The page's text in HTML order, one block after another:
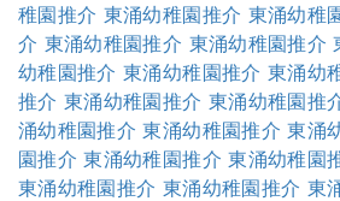
稚園推介 東涌幼稚園推介 東涌幼稚
介 東涌幼稚園推介 東涌幼稚園推介
幼稚園推介 東涌幼稚園推介 東涌幼
推介 東涌幼稚園推介 東涌幼稚園推
涌幼稚園推介 東涌幼稚園推介 東涌
園推介 東涌幼稚園推介 東涌幼稚園
東涌幼稚園推介 東涌幼稚園推介 東